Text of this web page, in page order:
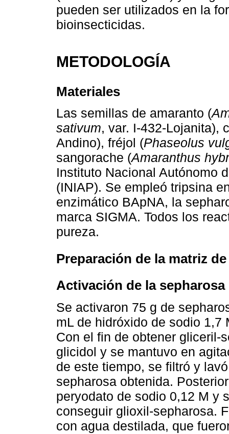
pueden ser utilizados en la
bioinsecticidas.
METODOLOGÍA
Materiales
Las semillas de amaranto (
sativum, var. I-432-Lojanita),
Andino), fréjol (Phaseolus
sangorache (Amaranthus
Instituto Nacional Autónomo
(INIAP). Se empleó tripsina
enzimático BApNA, la
marca SIGMA. Todos los
pureza.
Preparación de la matriz
Activación de la sepharosa
Se activaron 75 g de
mL de hidróxido de sodio 1,7
Con el fin de obtener gliceril-
glicidol y se mantuvo en
de este tiempo, se filtró y
sepharosa obtenida.
peryodato de sodio 0,12 M y
conseguir glioxil-sepharosa.
con agua destilada, que